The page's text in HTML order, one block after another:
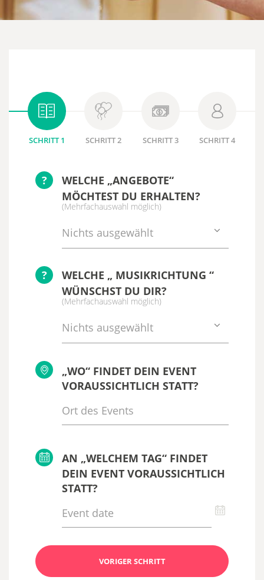
SCHRITT 1 SCHRITT 2 SCHRITT 3 SCHRITT 4
?
WELCHE „ANGEBOTE“
MÖCHTEST DU ERHALTEN?
(Mehrfachauswahl möglich)
Nichts ausgewählt
?
WELCHE „ MUSIKRICHTUNG “
WÜNSCHST DU DIR?
(Mehrfachauswahl möglich)
Nichts ausgewählt
„WO“ FINDET DEIN EVENT
VORAUSSICHTLICH STATT?
AN „WELCHEM TAG“ FINDET
DEIN EVENT VORAUSSICHTLICH
STATT?
VORIGER SCHRITT